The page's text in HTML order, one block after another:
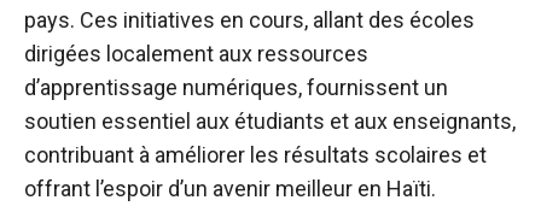
pays. Ces initiatives en cours, allant des écoles
dirigées localement aux ressources
d’apprentissage numériques, fournissent un
soutien essentiel aux étudiants et aux enseignants,
contribuant à améliorer les résultats scolaires et
offrant l’espoir d’un avenir meilleur en Haïti.